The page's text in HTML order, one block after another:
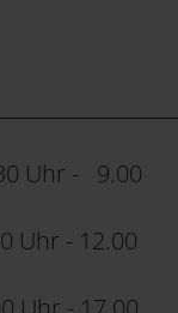
Uhr - 9.00
Uhr - 12.00